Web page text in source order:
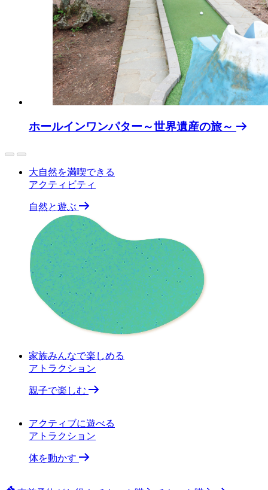
ホールインワンパター～世界遺産の旅～
大自然を満喫できる
アクティビティ
自然と遊ぶ
家族みんなで楽しめる
アトラクション
親子で楽しむ
アクティブに遊べる
アトラクション
体を動かす